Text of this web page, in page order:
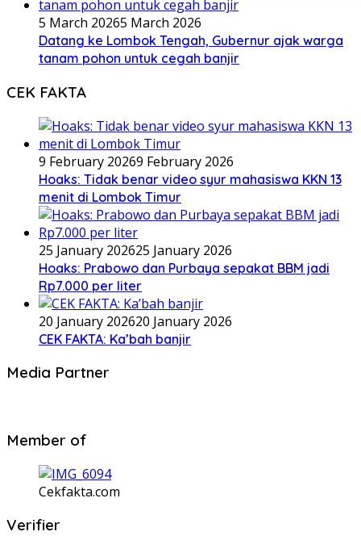
5 March 20265 March 2026
Datang ke Lombok Tengah, Gubernur ajak warga
tanam pohon untuk cegah banjir
CEK FAKTA
9 February 20269 February 2026
Hoaks: Tidak benar video syur mahasiswa KKN 13
menit di Lombok Timur
25 January 202625 January 2026
Hoaks: Prabowo dan Purbaya sepakat BBM jadi
Rp7.000 per liter
20 January 202620 January 2026
CEK FAKTA: Ka’bah banjir
Media Partner
Member of
Cekfakta.com
Verifier